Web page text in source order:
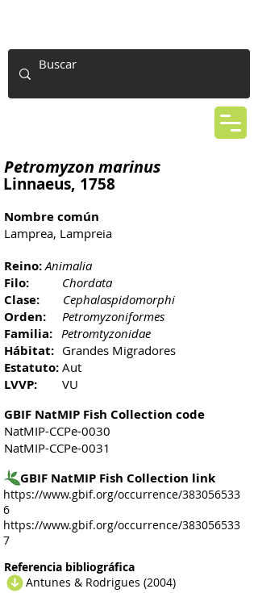
Petromyzon marinus
Linnaeus, 1758
Nombre común
Lamprea, Lampreia
Reino:Animalia
Filo: Chordata
Clase: Cephalaspidomorphi
Orden: Petromyzoniformes
Familia: Petromtyzonidae
Hábitat: Grandes Migradores
Estatuto: Aut
LVVP: VU
GBIF NatMIP Fish Collection code
NatMIP-CCPe-0030
NatMIP-CCPe-0031
GBIF NatMIP Fish Collection link
https://www.gbif.org/occurrence/383056533
6
https://www.gbif.org/occurrence/383056533
7
Referencia bibliográfica
Antunes & Rodrigues (2004)